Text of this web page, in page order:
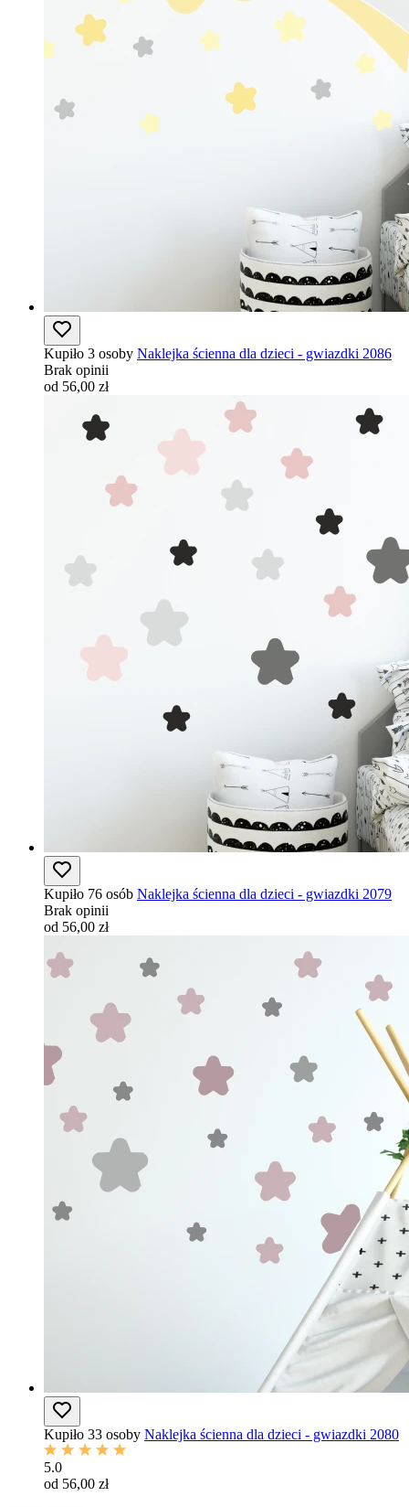
Kupiło 3 osoby Naklejka ścienna dla dzieci - gwiazdki 2086
Brak opinii
od 56,00 zł
Kupiło 76 osób Naklejka ścienna dla dzieci - gwiazdki 2079
Brak opinii
od 56,00 zł
Kupiło 33 osoby Naklejka ścienna dla dzieci - gwiazdki 2080
5.0
od 56,00 zł